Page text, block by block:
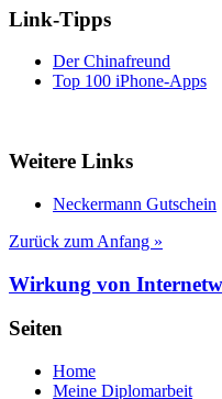
Link-Tipps
Der Chinafreund
Top 100 iPhone-Apps
Weitere Links
Neckermann Gutschein
Zurück zum Anfang »
Wirkung von
Seiten
Home
Meine Diplomarbeit